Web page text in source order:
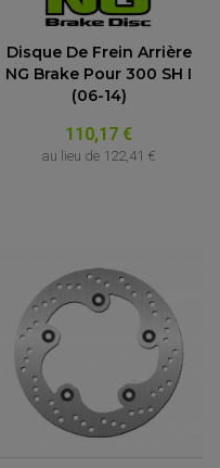
Disque De Frein Arrière
NG Brake Pour 300 SH I
(06-14)
110,17 €
au lieu de 122,41 €